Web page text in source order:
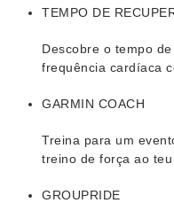
TEMPO DE
Descobre o tempo
frequência cardíaca
GARMIN COACH
Treina para um
treino de força ao teu
GROUPRIDE